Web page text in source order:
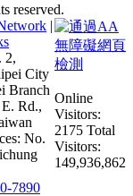
reserved.
|
2,
City
Branch
Rd.,
No.
7890
Online
Visitors:
2175 Total
Visitors:
149,936,862